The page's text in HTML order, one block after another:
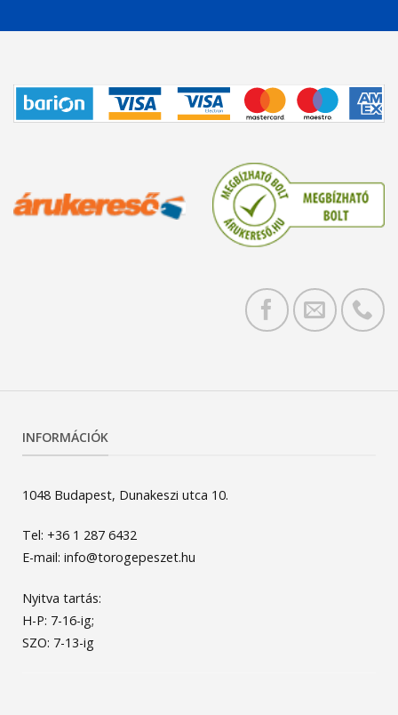
INFORMÁCIÓK
1048 Budapest, Dunakeszi utca 10.
Tel: +36 1 287 6432
E-mail: info@torogepeszet.hu
Nyitva tartás:
H-P: 7-16-ig;
SZO: 7-13-ig